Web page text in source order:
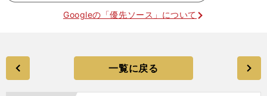
Googleの「優先ソース」について
一覧に戻る